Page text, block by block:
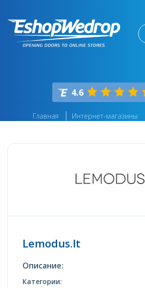
4.6
Главная Интернет-магазины
Lemodus.lt
Описание:
Категории: